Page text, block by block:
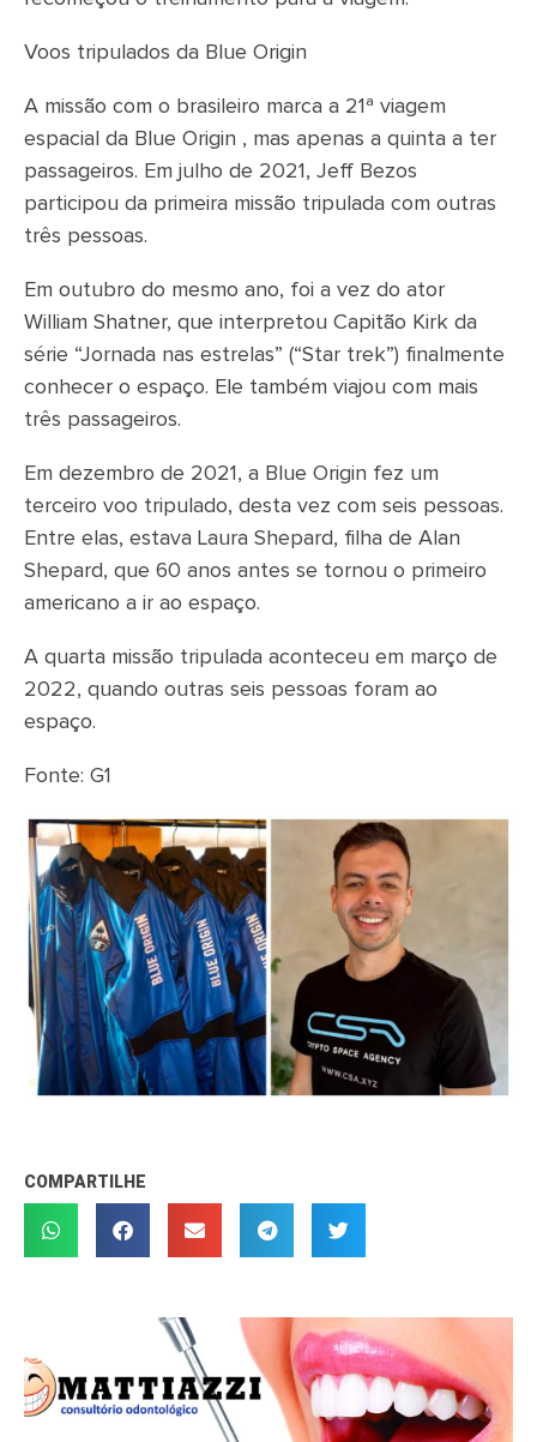
Voos tripulados da Blue Origin
A missão com o brasileiro marca a 21ª viagem
espacial da Blue Origin , mas apenas a quinta a ter
passageiros. Em julho de 2021, Jeff Bezos
participou da primeira missão tripulada com outras
três pessoas.
Em outubro do mesmo ano, foi a vez do ator
William Shatner, que interpretou Capitão Kirk da
série “Jornada nas estrelas” (“Star trek”) finalmente
conhecer o espaço. Ele também viajou com mais
três passageiros.
Em dezembro de 2021, a Blue Origin fez um
terceiro voo tripulado, desta vez com seis pessoas.
Entre elas, estava Laura Shepard, filha de Alan
Shepard, que 60 anos antes se tornou o primeiro
americano a ir ao espaço.
A quarta missão tripulada aconteceu em março de
2022, quando outras seis pessoas foram ao
espaço.
Fonte: G1
COMPARTILHE